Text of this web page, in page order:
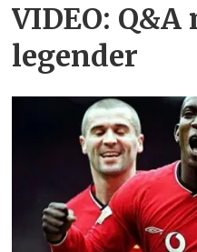
VIDEO:
legender